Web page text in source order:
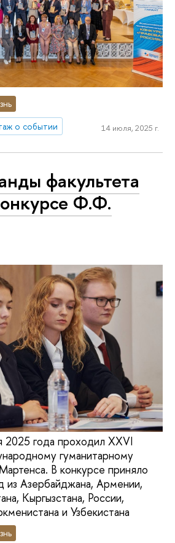
о событии 14 июля, 2025 г.
факультета
Ф.Ф.
года проходил XXVI
гуманитарному
В конкурсе приняло
из Азербайджана, Армении,
Кыргызстана, России,
и Узбекистана